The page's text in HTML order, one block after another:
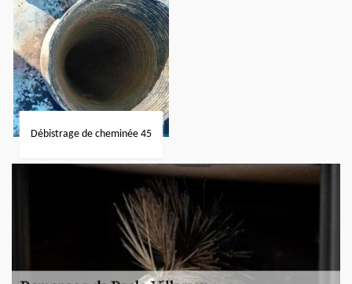
Débistrage de cheminée 45